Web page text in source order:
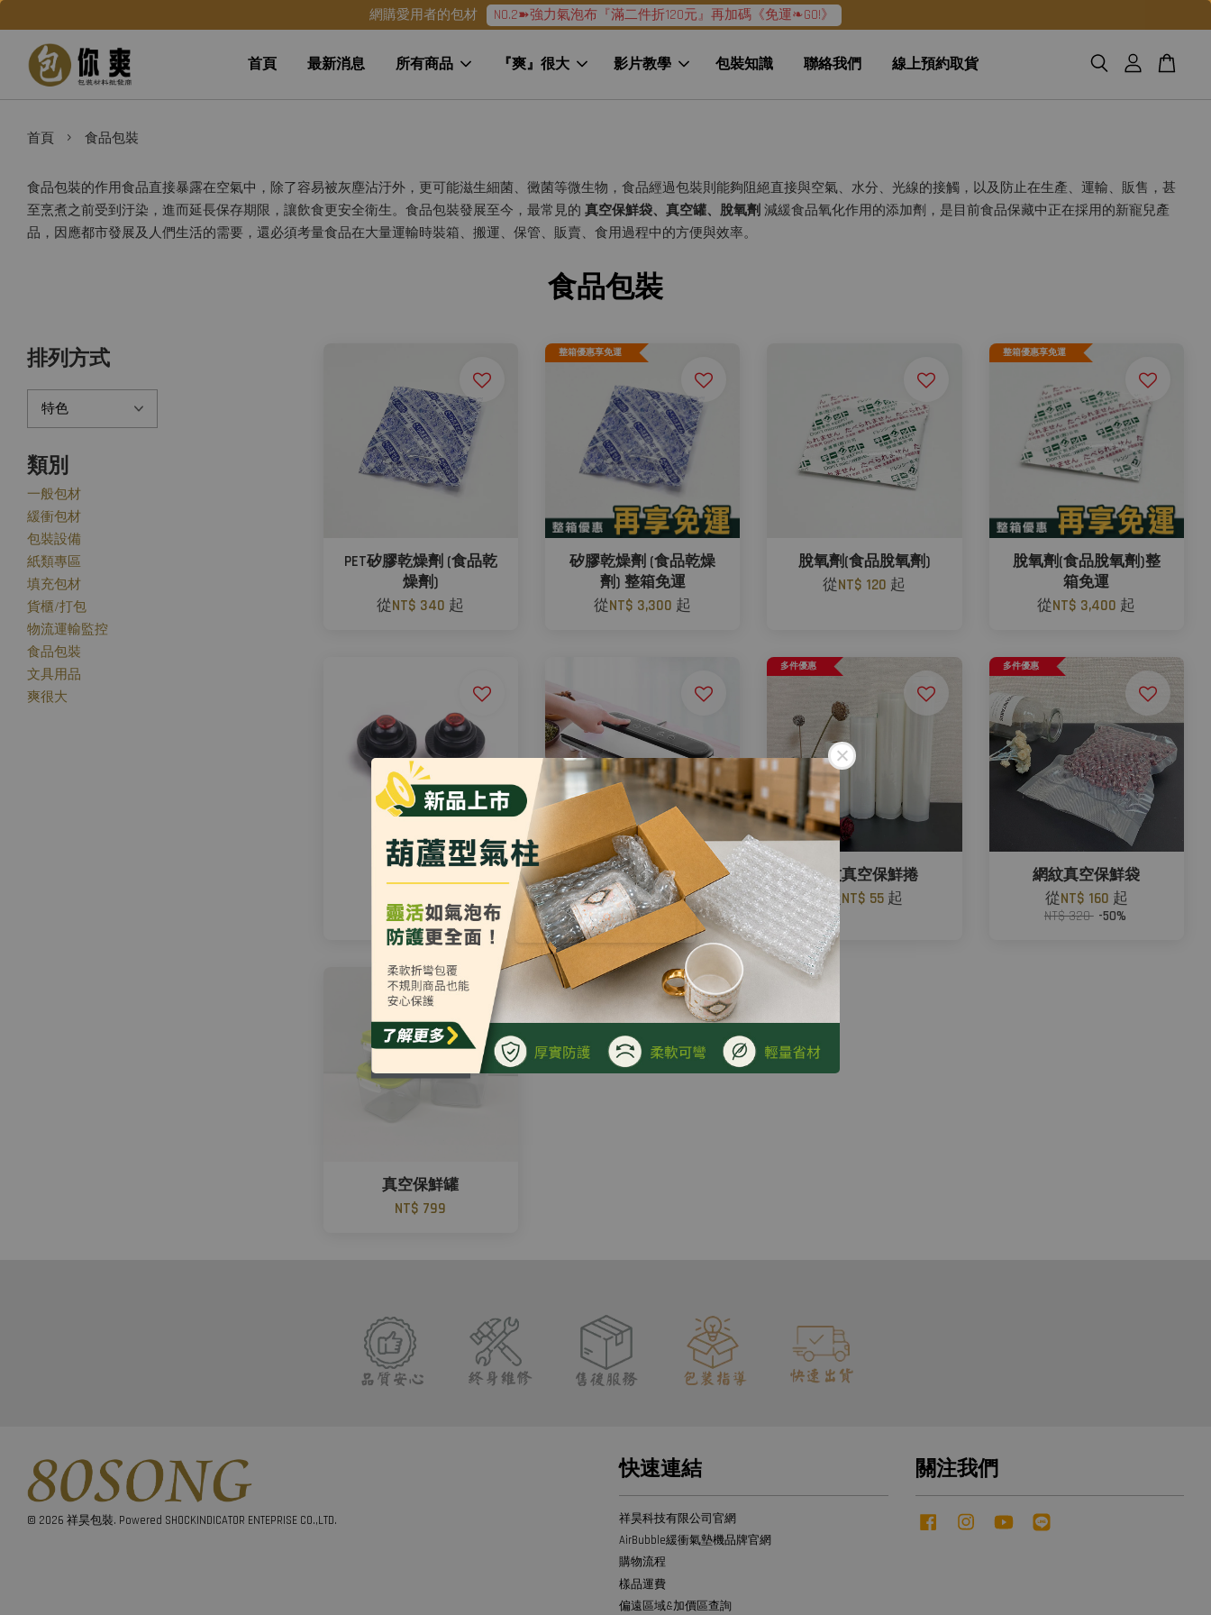
網購愛用者的包材 NO.2➽強力氣泡布『滿二件折120元』再加碼《免運❧GO!》
首頁 最新消息 所有商品 『爽』很大 影片教學 包裝知識 聯絡我們 線上預約取貨
首頁 › 食品包裝
食品包裝的作用食品直接暴露在空氣中，除了容易被灰塵沾汙外，更可能滋生細菌、黴菌等微生物，食品經過包裝則能夠阻絕直接與空氣、水分、光線的接觸，以及防止在生產、運輸、販售，甚
至烹煮之前受到汙染，進而延長保存期限，讓飲食更安全衛生。食品包裝發展至今，最常見的 真空保鮮袋、真空罐、脫氧劑 減緩食品氧化作用的添加劑，是目前食品保藏中正在採用的新寵兒產
品，因應都市發展及人們生活的需要，還必須考量食品在大量運輸時裝箱、搬運、保管、販賣、食用過程中的方便與效率。
食品包裝
排列方式
類別
一般包材
緩衝包材
包裝設備
紙類專區
填充包材
貨櫃/打包
物流運輸監控
食品包裝
文具用品
爽很大
PET矽膠乾燥劑 (食品乾
燥劑)
從NT$ 340 起
整箱優惠享免運
矽膠乾燥劑 (食品乾燥
劑) 整箱免運
從NT$ 3,300 起
脫氧劑(食品脫氧劑)
從NT$ 120 起
整箱優惠享免運
脫氧劑(食品脫氧劑)整
箱免運
從NT$ 3,400 起
NT$ 65 起
真空保鮮封口機
NT$ 0
多件優惠
網紋真空保鮮捲
從NT$ 55 起
多件優惠
網紋真空保鮮袋
從NT$ 160 起
NT$ 320 -50%
真空保鮮罐
NT$ 799
© 2026 祥昊包裝. Powered SHOCKINDICATOR ENTEPRISE CO.,LTD.
快速連結
祥昊科技有限公司官網
AirBubble緩衝氣墊機品牌官網
購物流程
樣品運費
偏遠區域&加價區查詢
關注我們
Facebook InstagramYouTube